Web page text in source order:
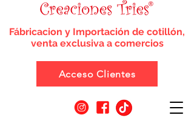
Fábricacion y Importación de cotillón,
venta exclusiva a comercios
Acceso Clientes